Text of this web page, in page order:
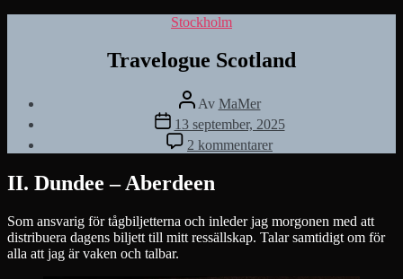
Kategorier
Stockholm
Travelogue Scotland
Inläggsförfattare
Av MaMer
Inläggsdatum
13 september, 2025
2 kommentarertill
Travelogue
II. Dundee – Aberdeen
Som ansvarig för tågbiljetterna och inleder jag morgonen med att
distribuera dagens biljett till mitt ressällskap. Talar samtidigt om för
alla att jag är vaken och talbar.